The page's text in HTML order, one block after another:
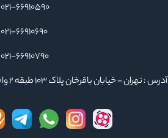
021-66910590
021-66910690
021-66910790
آدرس : تهران - خیابان باقرخان پلاک ۱۰۳ طبقه ۲ واحد ۴